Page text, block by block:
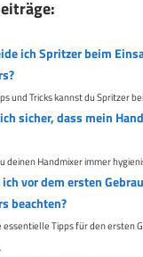
ich Spritzer beim
und Tricks kannst du Spritzer
sicher, dass mein
deinen Handmixer immer
vor dem ersten
beachten?
essentielle Tipps für den ersten